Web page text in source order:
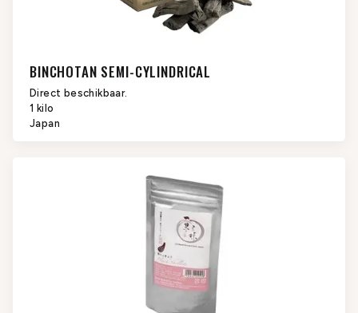
BINCHOTAN SEMI-CYLINDRICAL
Direct beschikbaar.
1 kilo
Japan